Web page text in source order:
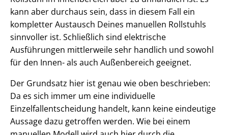
kann aber durchaus sein, dass in diesem Fall ein
kompletter Austausch Deines manuellen Rollstuhls
sinnvoller ist. Schließlich sind elektrische
Ausführungen mittlerweile sehr handlich und sowohl
für den Innen- als auch Außenbereich geeignet.
Der Grundsatz hier ist genau wie oben beschrieben:
Da es sich immer um eine individuelle
Einzelfallentscheidung handelt, kann keine eindeutige
Aussage dazu getroffen werden. Wie bei einem